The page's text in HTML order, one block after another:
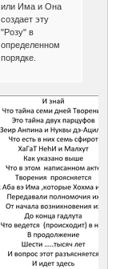
или Има и Она
создает эту
"Розу" в
определенном
порядке.